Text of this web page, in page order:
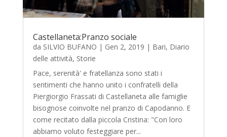
Castellaneta:Pranzo sociale
da SILVIO BUFANO | Gen 2, 2019 | Bari, Diario
delle attività, Storie
Pace, serenità' e fratellanza sono stati i
sentimenti che hanno unito i confratelli della
Piergiorgio Frassati di Castellaneta alle famiglie
bisognose coinvolte nel pranzo di Capodanno. E
come recitato dalla piccola Cristina: "Con loro
abbiamo voluto festeggiare per...